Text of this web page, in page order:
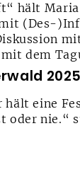
hält
(Des-
dem
2025
hält eine
oder nie.“